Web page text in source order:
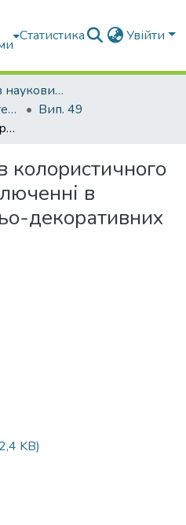
Статистика Увійти
Вибрані статті з наукових збірників КНУБА
Сучасні проблеми архітектури та містобудування
Вип. 49
Емоційний вплив колористичного простору при включенні в інтер’єр художньо-декоративних засобів
колористичного
в
декоративних
KB)